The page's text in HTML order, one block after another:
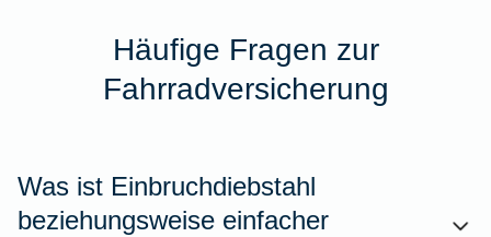
Häufige Fragen zur
Fahrradversicherung
Was ist Einbruchdiebstahl
beziehungsweise einfacher